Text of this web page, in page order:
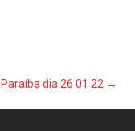
Paraíba dia 26 01 22 →